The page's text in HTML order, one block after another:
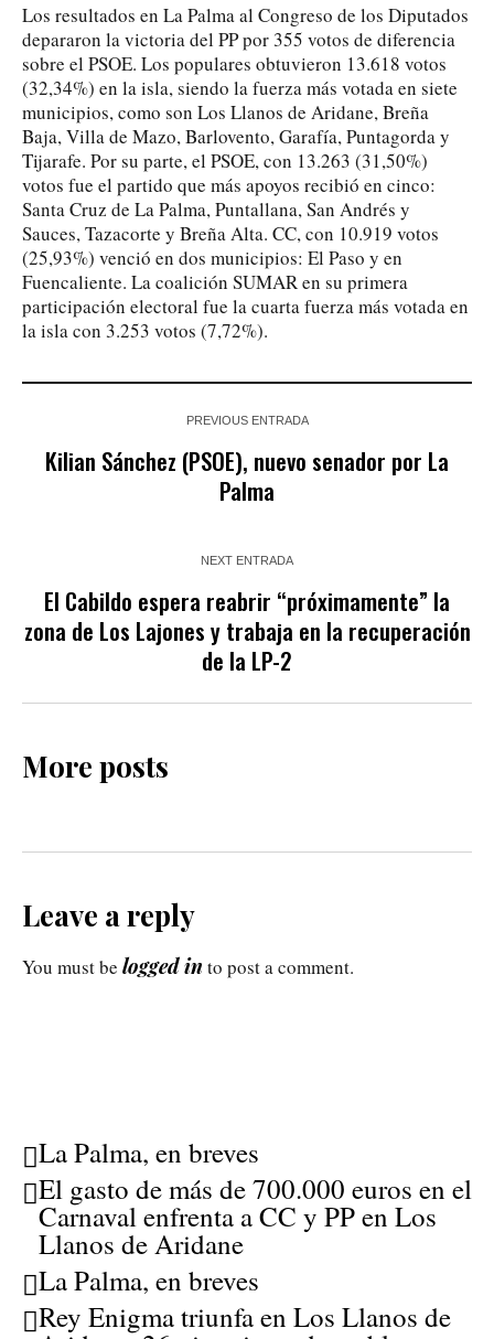
Los resultados en La Palma al Congreso de los Diputados
depararon la victoria del PP por 355 votos de diferencia
sobre el PSOE. Los populares obtuvieron 13.618 votos
(32,34%) en la isla, siendo la fuerza más votada en siete
municipios, como son Los Llanos de Aridane, Breña
Baja, Villa de Mazo, Barlovento, Garafía, Puntagorda y
Tijarafe. Por su parte, el PSOE, con 13.263 (31,50%)
votos fue el partido que más apoyos recibió en cinco:
Santa Cruz de La Palma, Puntallana, San Andrés y
Sauces, Tazacorte y Breña Alta. CC, con 10.919 votos
(25,93%) venció en dos municipios: El Paso y en
Fuencaliente. La coalición SUMAR en su primera
participación electoral fue la cuarta fuerza más votada en
la isla con 3.253 votos (7,72%).
PREVIOUS ENTRADA
Kilian Sánchez (PSOE), nuevo senador por La
Palma
NEXT ENTRADA
El Cabildo espera reabrir “próximamente” la
zona de Los Lajones y trabaja en la recuperación
de la LP-2
More posts
Leave a reply
You must be logged in to post a comment.
La Palma, en breves
El gasto de más de 700.000 euros en el
Carnaval enfrenta a CC y PP en Los
Llanos de Aridane
La Palma, en breves
Rey Enigma triunfa en Los Llanos de